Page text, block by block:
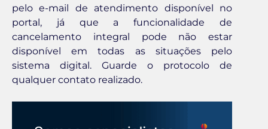
pelo e-mail de atendimento disponível no
portal, já que a funcionalidade de
cancelamento integral pode não estar
disponível em todas as situações pelo
sistema digital. Guarde o protocolo de
qualquer contato realizado.